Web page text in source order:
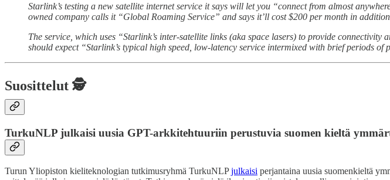
Starlink’s testing a new satellite internet service it says will let you “connect from almost
owned company calls it “Global Roaming Service” and says it’ll cost $200 per month in
The service, which uses “Starlink’s inter-satellite links (aka space lasers) to provide
should expect “Starlink’s typical high speed, low-latency service intermixed with brief periods
Suosittelut 🕵️
TurkuNLP julkaisi uusia GPT-arkkitehtuuriin perustuvia suomen kieltä
Turun Yliopiston kieliteknologian tutkimusryhmä TurkuNLPjulkaisi perjantaina uusia suomenkieltä